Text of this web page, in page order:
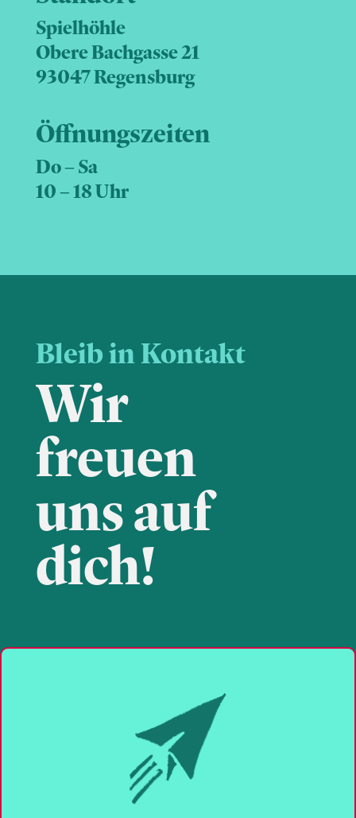
Spielhöhle
Obere Bachgasse 21
93047 Regensburg
Öffnungszeiten
Do – Sa
10 – 18 Uhr
Bleib in Kontakt
Wir
freuen
uns auf
dich!